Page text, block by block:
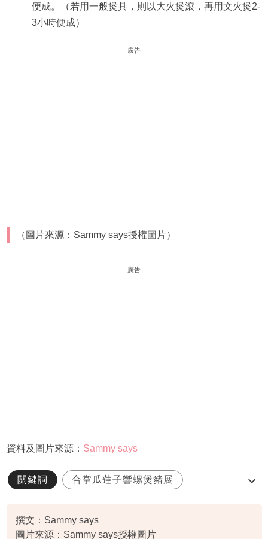
便成。（若用一般煲具，則以大火煲滾，再用文火煲2-
3小時便成）
廣告
（圖片來源：Sammy says授權圖片）
廣告
資料及圖片來源： Sammy says
關鍵詞 合掌瓜蓮子響螺煲豬展
撰文：Sammy says
圖片來源：Sammy says授權圖片